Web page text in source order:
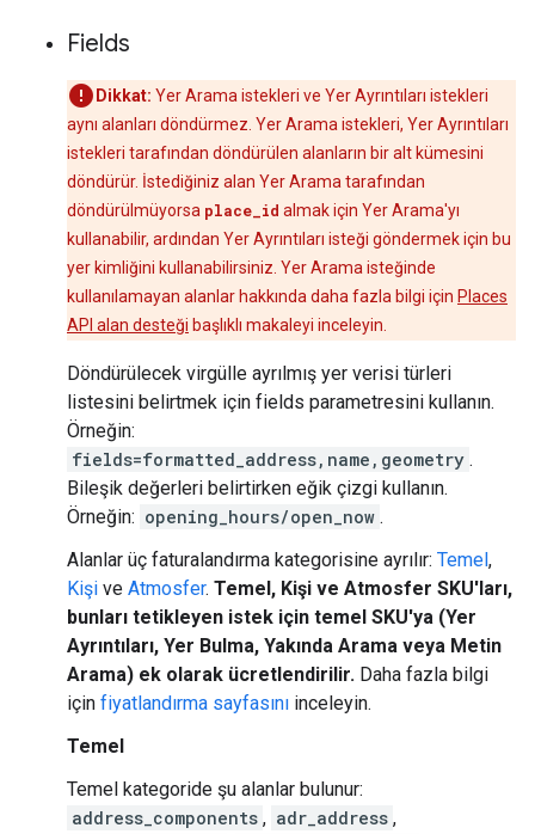
Fields
Dikkat: Yer Arama istekleri ve Yer Ayrıntıları istekleri
aynı alanları döndürmez. Yer Arama istekleri, Yer Ayrıntıları
istekleri tarafından döndürülen alanların bir alt kümesini
döndürür. İstediğiniz alan Yer Arama tarafından
döndürülmüyorsa place_id almak için Yer Arama'yı
kullanabilir, ardından Yer Ayrıntıları isteği göndermek için bu
yer kimliğini kullanabilirsiniz. Yer Arama isteğinde
kullanılamayan alanlar hakkında daha fazla bilgi için Places
API alan desteği başlıklı makaleyi inceleyin.
Döndürülecek virgülle ayrılmış yer verisi türleri
listesini belirtmek için fields parametresini kullanın.
Örneğin:
fields=formatted_address,name,geometry .
Bileşik değerleri belirtirken eğik çizgi kullanın.
Örneğin: opening_hours/open_now .
Alanlar üç faturalandırma kategorisine ayrılır: Temel,
Kişi ve Atmosfer. Temel, Kişi ve Atmosfer SKU'ları,
bunları tetikleyen istek için temel SKU'ya (Yer
Ayrıntıları, Yer Bulma, Yakında Arama veya Metin
Arama) ek olarak ücretlendirilir. Daha fazla bilgi
için fiyatlandırma sayfasını inceleyin.
Temel
Temel kategoride şu alanlar bulunur:
address_components , adr_address ,